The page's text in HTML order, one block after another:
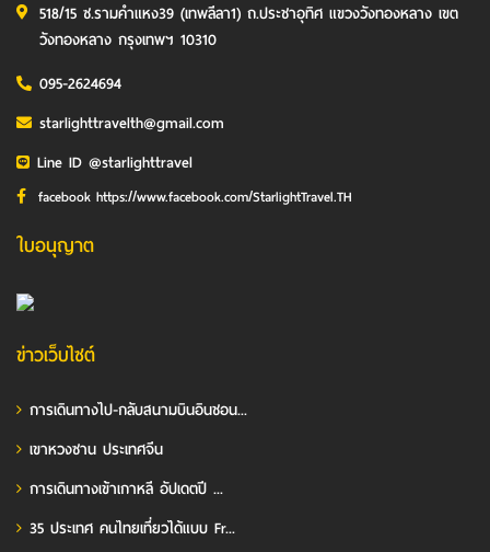
518/15 ซ.รามคำแหง39 (เทพลีลา1) ถ.ประชาอุทิศ แขวงวังทองหลาง เขต
วังทองหลาง กรุงเทพฯ 10310
095-2624694
starlighttravelth@gmail.com
Line ID @starlighttravel
facebook https://www.facebook.com/StarlightTravel.TH
ใบอนุญาต
ข่าวเว็บไซต์
การเดินทางไป-กลับสนามบินอินชอน...
เขาหวงซาน ประเทศจีน
การเดินทางเข้าเกาหลี อัปเดตปี ...
35 ประเทศ คนไทยเที่ยวได้แบบ Fr...